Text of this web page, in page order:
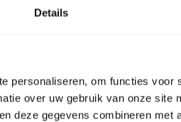
Details
personaliseren, om functies voor
over uw gebruik van onze site
deze gegevens combineren met
Aantal kanalen
Materiaal